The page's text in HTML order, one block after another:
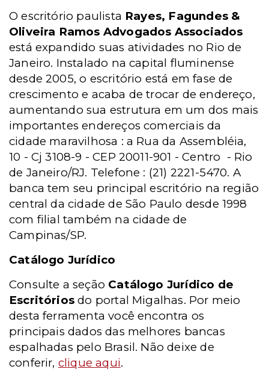
O escritório paulista Rayes, Fagundes &
Oliveira Ramos Advogados Associados
está expandido suas atividades no Rio de
Janeiro. Instalado na capital fluminense
desde 2005, o escritório está em fase de
crescimento e acaba de trocar de endereço,
aumentando sua estrutura em um dos mais
importantes endereços comerciais da
cidade maravilhosa : a Rua da Assembléia,
10 - Cj 3108-9 - CEP 20011-901 - Centro - Rio
de Janeiro/RJ. Telefone : (21) 2221-5470. A
banca tem seu principal escritório na região
central da cidade de São Paulo desde 1998
com filial também na cidade de
Campinas/SP.
Catálogo Jurídico
Consulte a seção Catálogo Jurídico de
Escritóriosdo portal Migalhas. Por meio
desta ferramenta você encontra os
principais dados das melhores bancas
espalhadas pelo Brasil. Não deixe de
conferir, clique aqui.